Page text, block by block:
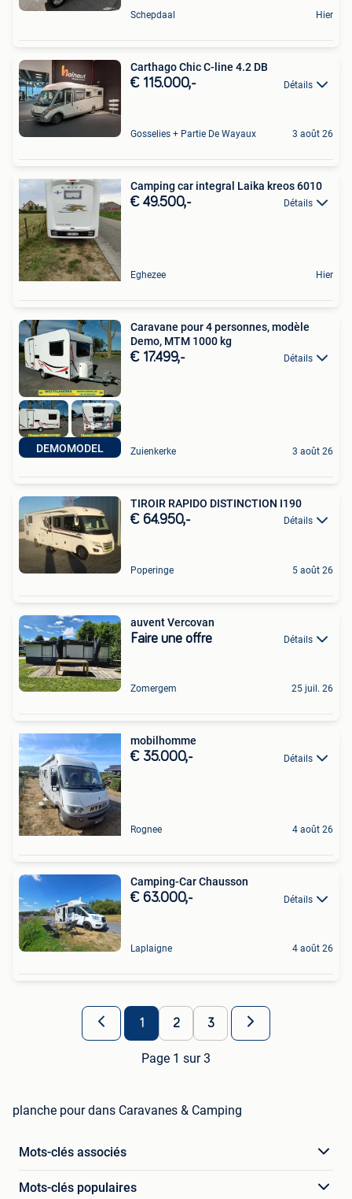
Schepdaal Hier
Carthago Chic C-line 4.2 DB
€ 115.000,- Détails
Gosselies + Partie De Wayaux 3 août 26
Camping car integral Laika kreos 6010
€ 49.500,- Détails
Eghezee Hier
DEMOMODEL
Caravane pour 4 personnes, modèle
Demo, MTM 1000 kg
€ 17.499,- Détails
Zuienkerke 3 août 26
TIROIR RAPIDO DISTINCTION I190
€ 64.950,- Détails
Poperinge 5 août 26
auvent Vercovan
Faire une offre Détails
Zomergem 25 juil. 26
mobilhomme
€ 35.000,- Détails
Rognee 4 août 26
Camping-Car Chausson
€ 63.000,- Détails
Laplaigne 4 août 26
1 2 3
Page 1 sur 3
planche pour dans Caravanes & Camping
Mots-clés associés
Mots-clés populaires